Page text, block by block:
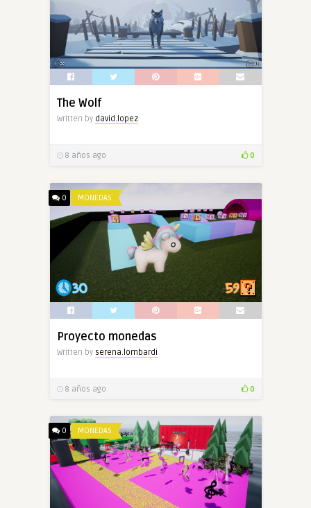
The Wolf
Written by david.lopez
8 años ago 0
0 MONEDAS
Proyecto monedas
Written by serena.lombardi
8 años ago 0
0 MONEDAS